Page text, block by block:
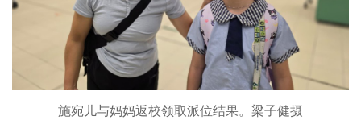
施宛儿与妈妈返校领取派位结果。梁子健摄